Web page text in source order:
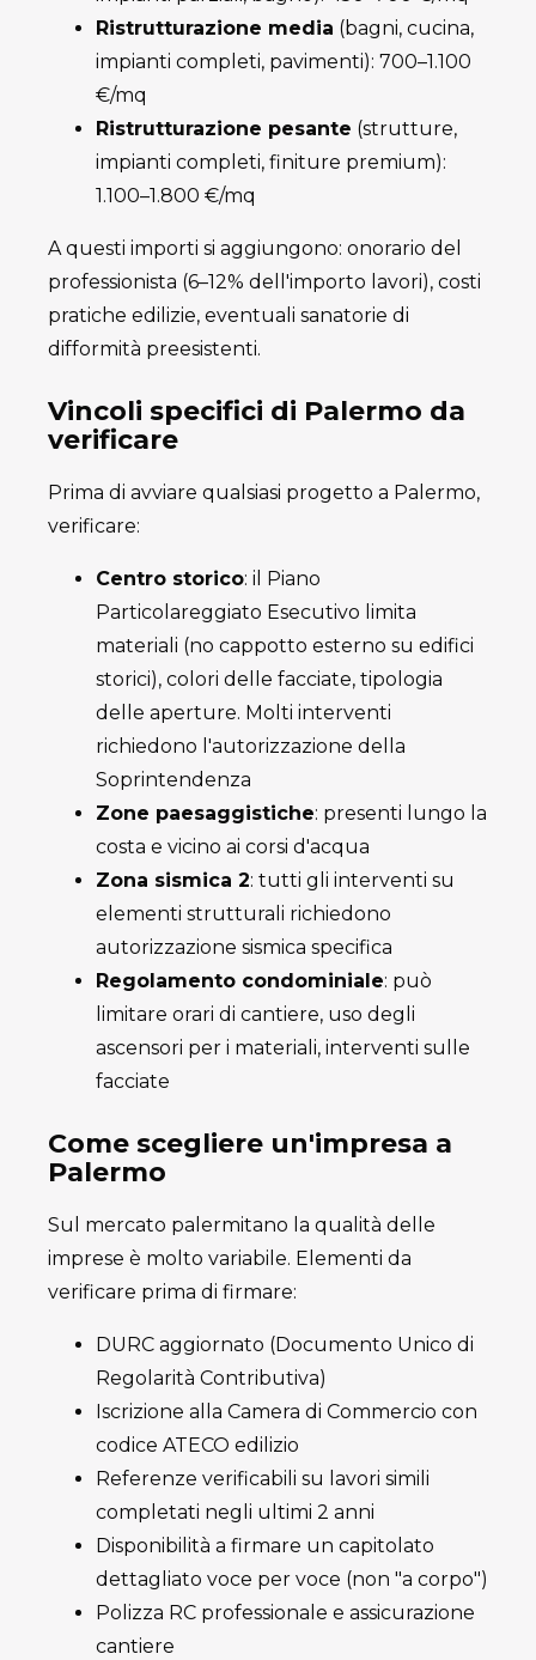
Ristrutturazione media (bagni, cucina,
impianti completi, pavimenti): 700–1.100
€/mq
Ristrutturazione pesante (strutture,
impianti completi, finiture premium):
1.100–1.800 €/mq
A questi importi si aggiungono: onorario del
professionista (6–12% dell'importo lavori), costi
pratiche edilizie, eventuali sanatorie di
difformità preesistenti.
Vincoli specifici di Palermo da
verificare
Prima di avviare qualsiasi progetto a Palermo,
verificare:
Centro storico: il Piano
Particolareggiato Esecutivo limita
materiali (no cappotto esterno su edifici
storici), colori delle facciate, tipologia
delle aperture. Molti interventi
richiedono l'autorizzazione della
Soprintendenza
Zone paesaggistiche: presenti lungo la
costa e vicino ai corsi d'acqua
Zona sismica 2: tutti gli interventi su
elementi strutturali richiedono
autorizzazione sismica specifica
Regolamento condominiale: può
limitare orari di cantiere, uso degli
ascensori per i materiali, interventi sulle
facciate
Come scegliere un'impresa a
Palermo
Sul mercato palermitano la qualità delle
imprese è molto variabile. Elementi da
verificare prima di firmare:
DURC aggiornato (Documento Unico di
Regolarità Contributiva)
Iscrizione alla Camera di Commercio con
codice ATECO edilizio
Referenze verificabili su lavori simili
completati negli ultimi 2 anni
Disponibilità a firmare un capitolato
dettagliato voce per voce (non "a corpo")
Polizza RC professionale e assicurazione
cantiere